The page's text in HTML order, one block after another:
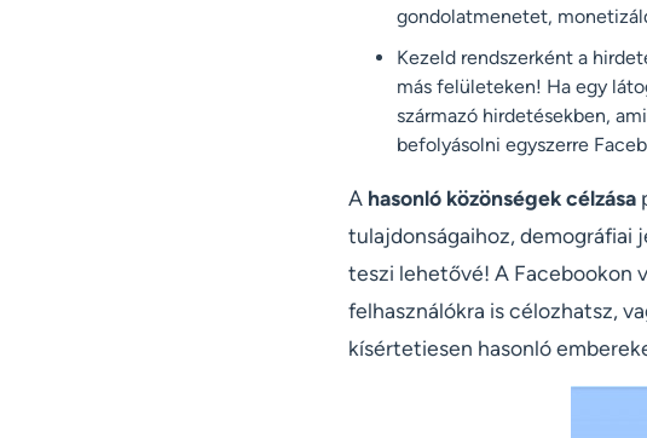
gondolatmenetet,
Kezeld rendszerként a
más felületeken! Ha egy
származó hirdetésekben,
befolyásolni egyszerre
A hasonló közönségek célzása
tulajdonságaihoz, demográfiai
teszi lehetővé! A Facebookon
felhasználókra is célozhatsz,
kísértetiesen hasonló